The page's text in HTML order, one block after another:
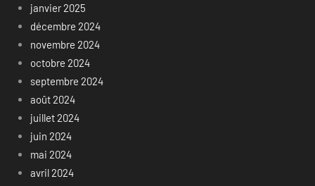
janvier 2025
décembre 2024
novembre 2024
octobre 2024
septembre 2024
août 2024
juillet 2024
juin 2024
mai 2024
avril 2024